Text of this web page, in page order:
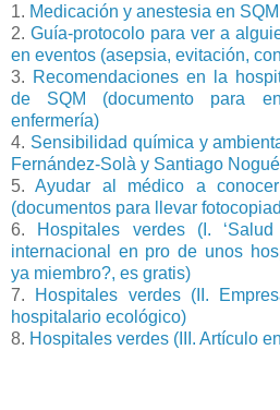
1. Medicación y anestesia en SQM
2. Guía-protocolo para ver a
en eventos (asepsia, evitación,
3. Recomendaciones en la
de SQM (documento para
enfermería)
4. Sensibilidad química y
Fernández-Solà y Santiago
5.Ayudar al médico a
(documentos para llevar
6.
Hospitales verdes (I.
internacional en pro de unos
ya miembro?, es gratis)
7.
Hospitales verdes (II.
hospitalario ecológico)
8. Hospitales verdes (III. Artículo